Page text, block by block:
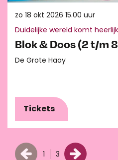
Blok & Doos (2 t/m
De Grote Haay
Duidelijke wereld komt
zo 18 okt 2026 15.00 uur
Tickets
1 3